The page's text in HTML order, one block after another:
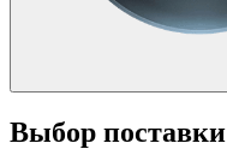
Выбор поставки